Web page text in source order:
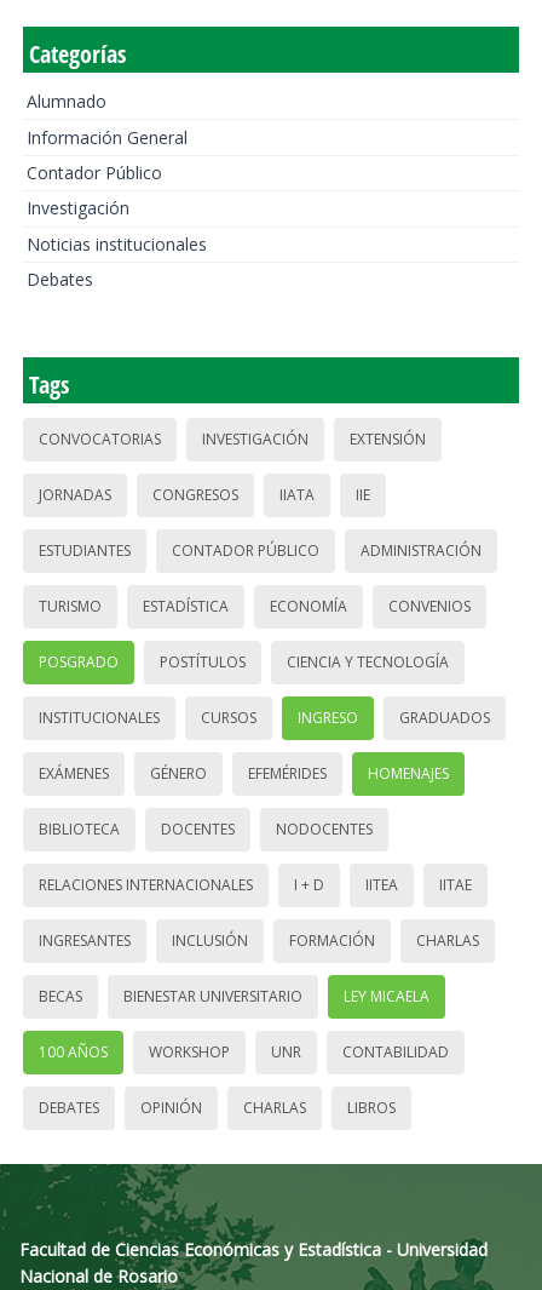
Categorías
Alumnado
Información General
Contador Público
Investigación
Noticias institucionales
Debates
Tags
CONVOCATORIAS INVESTIGACIÓN EXTENSIÓN
JORNADAS CONGRESOS IIATA IIE
ESTUDIANTES CONTADOR PÚBLICO ADMINISTRACIÓN
TURISMO ESTADÍSTICA ECONOMÍA CONVENIOS
POSGRADO POSTÍTULOS CIENCIA Y TECNOLOGÍA
INSTITUCIONALES CURSOS INGRESO GRADUADOS
EXÁMENES GÉNERO EFEMÉRIDES HOMENAJES
BIBLIOTECA DOCENTES NODOCENTES
RELACIONES INTERNACIONALES I + D IITEA IITAE
INGRESANTES INCLUSIÓN FORMACIÓN CHARLAS
BECAS BIENESTAR UNIVERSITARIO LEY MICAELA
100 AÑOS WORKSHOP UNR CONTABILIDAD
DEBATES OPINIÓN CHARLAS LIBROS
Facultad de Ciencias Económicas y Estadística - Universidad
Nacional de Rosario